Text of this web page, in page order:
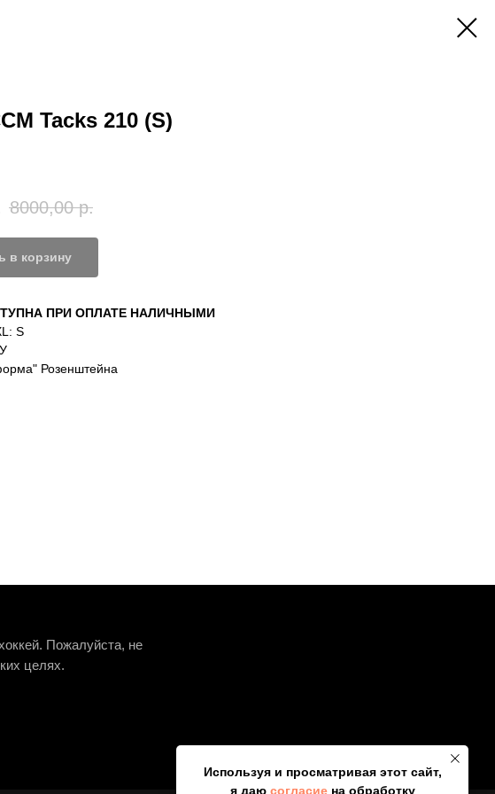
Tacks 210 (S)
8000,00 р.
в корзину
ПРИ ОПЛАТЕ НАЛИЧНЫМИ
S
Розенштейна
Пожалуйста, не
целях.
Используя и просматривая этот сайт,
я даю согласиена обработку